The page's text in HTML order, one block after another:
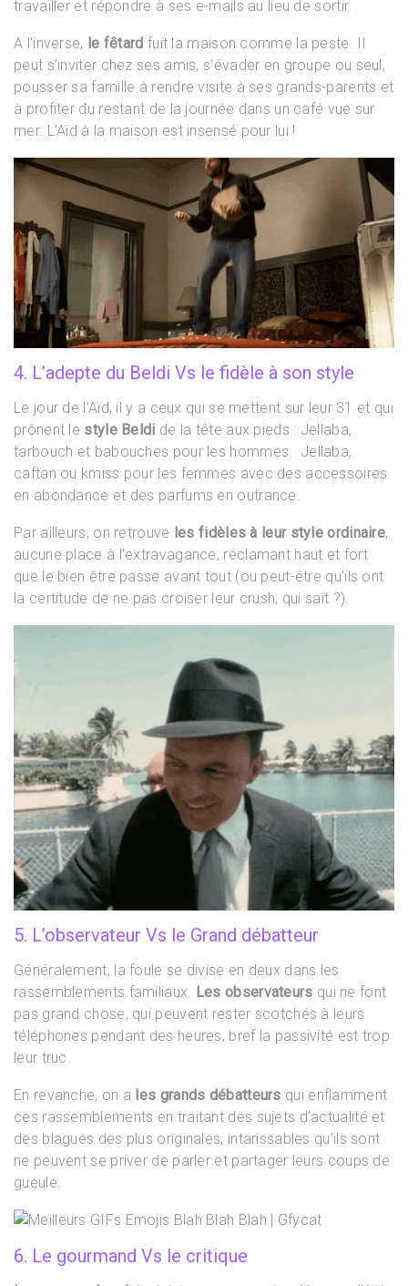
travailler et répondre à ses e-mails au lieu de sortir.
A l’inverse, le fêtard fuit la maison comme la peste. Il
peut s’inviter chez ses amis, s’évader en groupe ou seul,
pousser sa famille à rendre visite à ses grands-parents et
à profiter du restant de la journée dans un café vue sur
mer. L’Aïd à la maison est insensé pour lui !
4. L’adepte du Beldi Vs le fidèle à son style
Le jour de l’Aïd, il y a ceux qui se mettent sur leur 31 et qui
prônent le style Beldi de la tête aux pieds : Jellaba,
tarbouch et babouches pour les hommes. Jellaba,
caftan ou kmiss pour les femmes avec des accessoires
en abondance et des parfums en outrance.
Par ailleurs, on retrouve les fidèles à leur style ordinaire,
aucune place à l’extravagance, réclamant haut et fort
que le bien être passe avant tout (ou peut-être qu’ils ont
la certitude de ne pas croiser leur crush, qui sait ?).
5. L’observateur Vs le Grand débatteur
Généralement, la foule se divise en deux dans les
rassemblements familiaux. Les observateurs qui ne font
pas grand chose, qui peuvent rester scotchés à leurs
téléphones pendant des heures, bref la passivité est trop
leur truc.
En revanche, on a les grands débatteurs qui enflamment
ces rassemblements en traitant des sujets d’actualité et
des blagues des plus originales, intarissables qu’ils sont
ne peuvent se priver de parler et partager leurs coups de
gueule.
6. Le gourmand Vs le critique